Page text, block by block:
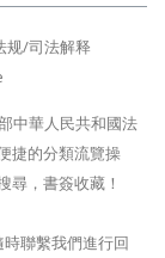
法规/司法解释
中華人民共和國法
捷的分類流覽操
尋，書簽收藏！
聯繫我們進行回